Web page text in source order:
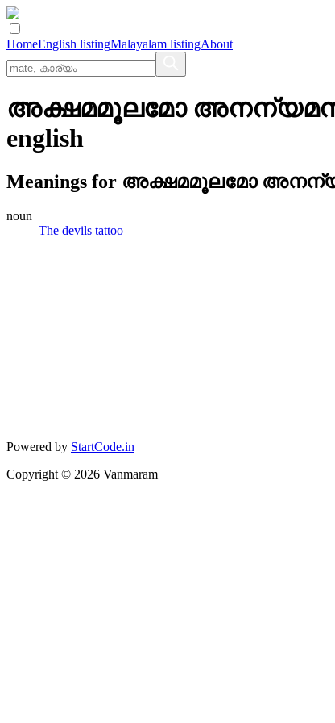
HomeEnglish listingMalayalam listingAbout
അക്ഷമമൂലമോ
english
Meanings for അക്ഷമമൂലമോ
noun
The devils tattoo
Powered by StartCode.in
Copyright © 2026 Vanmaram